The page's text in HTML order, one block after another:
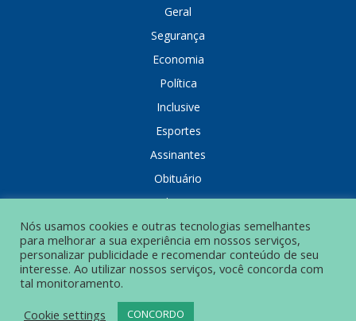
Geral
Segurança
Economia
Política
Inclusive
Esportes
Assinantes
Obituário
Colunistas
POLÍTICA DE PRIVACIDADE
Nós usamos cookies e outras tecnologias semelhantes
para melhorar a sua experiência em nossos serviços,
personalizar publicidade e recomendar conteúdo de seu
interesse. Ao utilizar nossos serviços, você concorda com
tal monitoramento.
Cookie settings
CONCORDO